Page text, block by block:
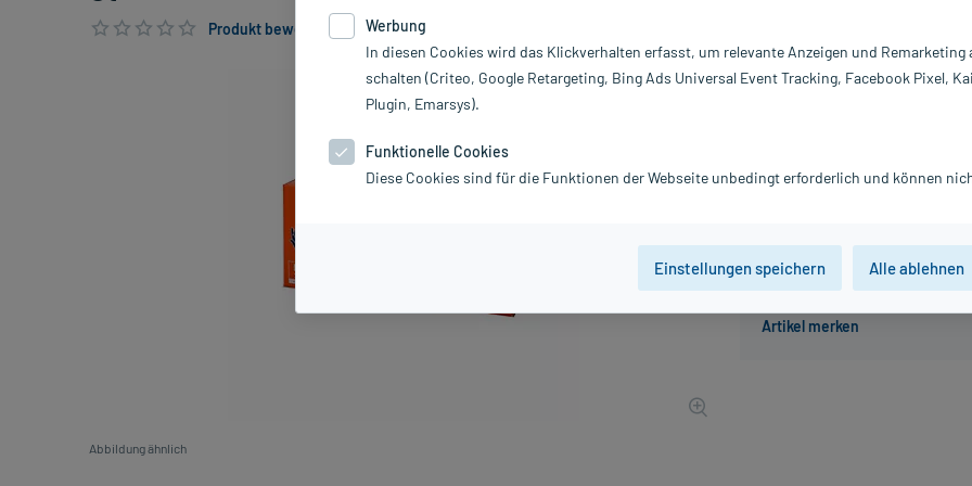
Produkt bewerten & PlusHerzen sichern
Abbildung ähnlich
Der Artikel ist momentan
Beratung für
Hersteller:
Werbung
In diesen Cookies wird das Klickverhalten erfasst, um relevante Anzeigen und Remarketing
schalten (Criteo, Google Retargeting, Bing Ads Universal Event Tracking, Facebook Pixel,
Plugin, Emarsys).
Funktionelle Cookies
Diese Cookies sind für die Funktionen der Webseite unbedingt erforderlich und können
Einstellungen speichern Alle ablehnen